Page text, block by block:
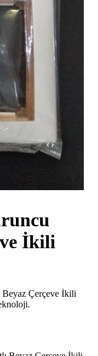
İkili
Beyaz Çerçeve İkili